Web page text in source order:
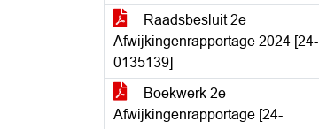
Raadsbesluit 2e
Afwijkingenrapportage 2024 [24-
0135139]
Boekwerk 2e
Afwijkingenrapportage [24-